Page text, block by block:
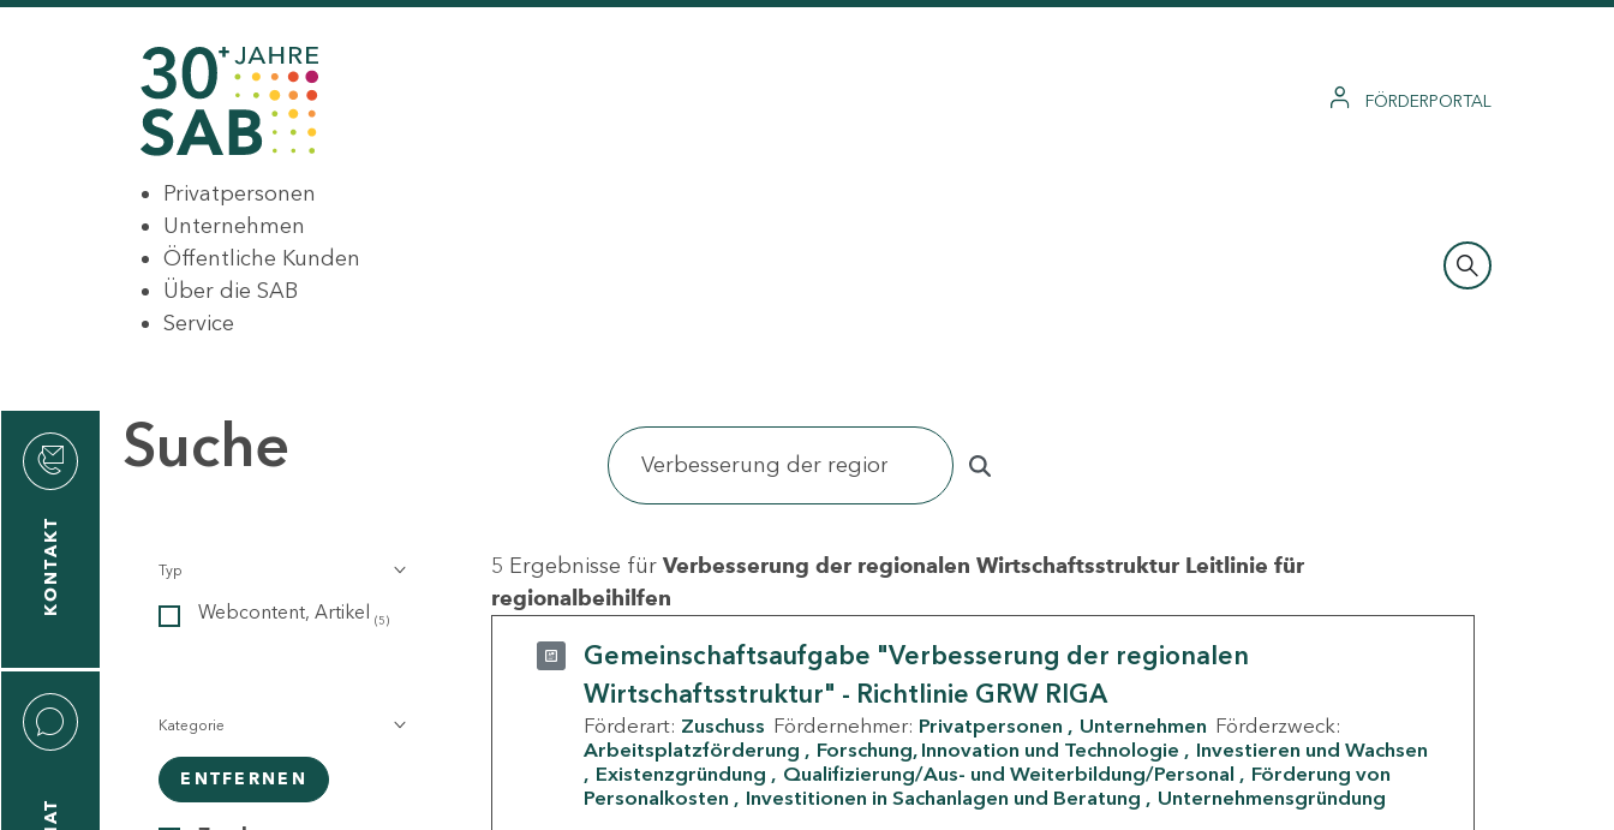
FÖRDERPORTAL
Privatpersonen
Unternehmen
Öffentliche Kunden
Über die SAB
Service
KONTAKT
Suche
Typ
Webcontent, Artikel (5)
Kategorie
ENTFERNEN
5 Ergebnisse für Verbesserung der regionalen Wirtschaftsstruktur Leitlinie für
regionalbeihilfen
Gemeinschaftsaufgabe "Verbesserung der regionalen
Wirtschaftsstruktur" - Richtlinie GRW RIGA
Förderart: Zuschuss Fördernehmer: Privatpersonen Unternehmen Förderzweck:
Arbeitsplatzförderung
Forschung, Innovation und Technologie
Investieren und Wachsen
Existenzgründung
Qualifizierung/Aus- und Weiterbildung/Personal
Förderung von
Personalkosten
Investitionen in Sachanlagen und Beratung Unternehmensgründung